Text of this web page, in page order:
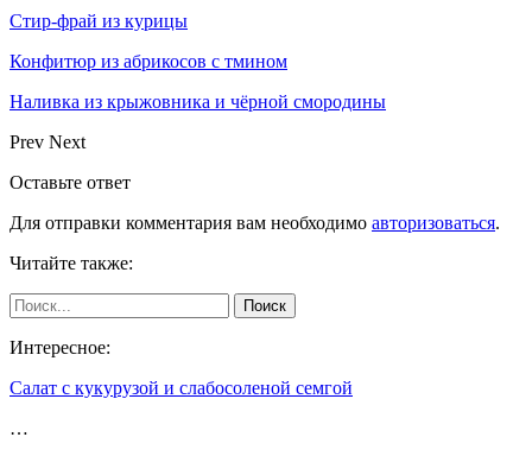
Стир-фрай из курицы
Конфитюр из абрикосов с тмином
Наливка из крыжовника и чёрной смородины
Prev Next
Оставьте ответ
Для отправки комментария вам необходимо авторизоваться.
Читайте также:
Интересное:
Салат с кукурузой и слабосоленой семгой
…